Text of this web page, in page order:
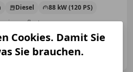
Diesel
88 kW (120 PS)
Cookies. Damit Sie
Sie brauchen.